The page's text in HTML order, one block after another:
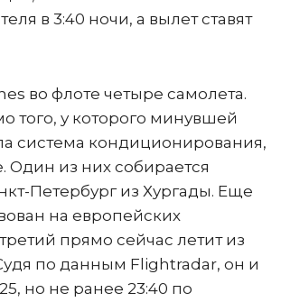
в 3:40 ночи, а вылет ставят
во флоте четыре самолета.
того, у которого минувшей
система кондиционирования,
Один из них собирается
Петербург из Хургады. Еще
на европейских
прямо сейчас летит из
по данным Flightradar, он и
но не ранее 23:40 по